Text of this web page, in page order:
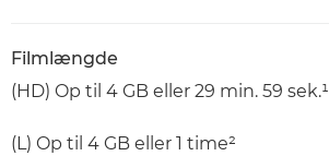
Filmlængde
(HD) Op til 4 GB eller 29 min. 59 sek.¹
(L) Op til 4 GB eller 1 time²